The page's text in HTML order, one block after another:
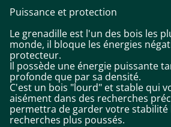
Puissance et protection
Le grenadille est l'un des bois les
monde, il bloque les énergies
protecteur.
Il possède une énergie puissante
profonde que par sa densité.
C'est un bois "lourd" et stable qui
aisément dans des recherches
permettra de garder votre stabilité
recherches plus poussés.